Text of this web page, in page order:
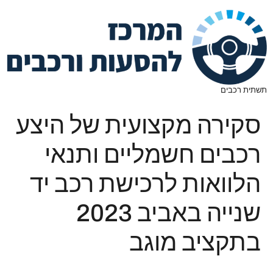
תשתית רכבים
סקירה מקצועית של היצע
רכבים חשמליים ותנאי
הלוואות לרכישת רכב יד
שנייה באביב 2023
בתקציב מוגב